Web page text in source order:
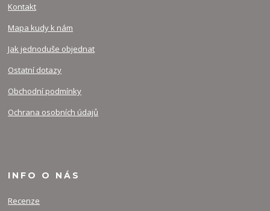
Kontakt
Mapa kudy k nám
Jak jednoduše objednat
Ostatní dotazy
Obchodní podmínky
Ochrana osobních údajů
INFO O NÁS
Recenze